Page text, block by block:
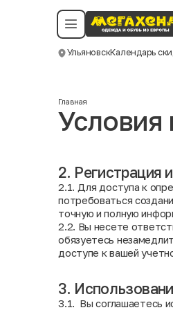
УльяновскКалендарь
Политика конфиденциальности
©️ Мегахенд 2026. Все права
Главная
Условия
2. Регистрация
2.1. Для доступа к
потребоваться
точную и полную
2.2. Вы несете
обязуетесь
доступе к вашей
3.
3.1. Вы соглашаетесь